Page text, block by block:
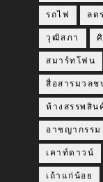
รถไฟ ลด
วุฒิสภา
สมาร์ทโฟน
สื่อสารมวลช
ห้างสรรพสิน
อาชญากรรม
เคาท์ดาวน์
เถ้าแก่น้อย